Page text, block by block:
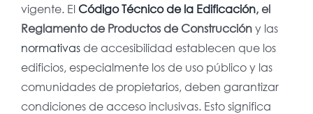
vigente. El Código Técnico de la Edificación, el
Reglamento de Productos de Construccióny las
normativas de accesibilidad establecen que los
edificios, especialmente los de uso público y las
comunidades de propietarios, deben garantizar
condiciones de acceso inclusivas. Esto significa